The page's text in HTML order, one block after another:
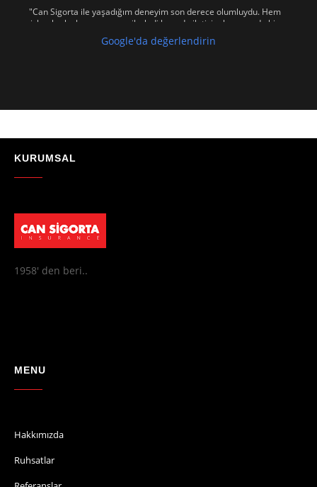
"Can Sigorta ile yaşadığım deneyim son derece olumluydu. Hem
işlemler hızlı ve sorunsuz ilerledi hem de iletişim konusunda hiç
zorlanmadım. Aradığımda ya da mesaj attığımda hemen dönüş
sağladılar, her soruma sabırla ve açıklayıcı bir şekilde yanıt verdiler.
"Absolutelly the best at the TRNC. Highly recommeded !!! Thank You
Google'da değerlendirin
KURUMSAL
1958' den beri..
MENU
Hakkımızda
Ruhsatlar